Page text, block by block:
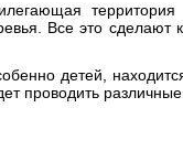
Все это сделают
детей,
проводить